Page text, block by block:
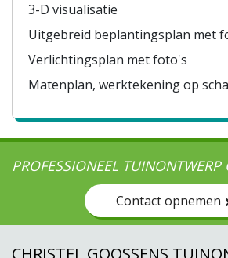
3-D visualisatie
Uitgebreid beplantingsplan met
Verlichtingsplan met foto's
Matenplan, werktekening op
PROFESSIONEEL
Contact opnemen